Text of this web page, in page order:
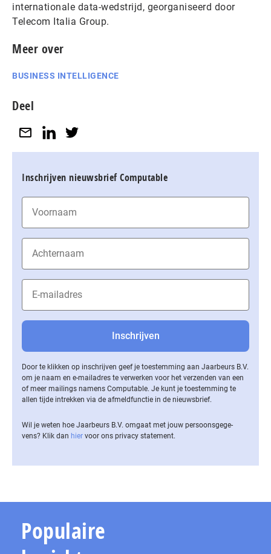
internationale data-wedstrijd, georganiseerd door
Telecom Italia Group.
Meer over
BUSINESS INTELLIGENCE
Deel
Inschrijven nieuwsbrief Computable
Door te klikken op inschrijven geef je toestemming aan Jaarbeurs B.V.
om je naam en e-mailadres te verwerken voor het verzenden van een
of meer mailings namens Computable. Je kunt je toestemming te
allen tijde intrekken via de af­meld­func­tie in de nieuwsbrief.
Wil je weten hoe Jaarbeurs B.V. omgaat met jouw per­soons­ge­ge­
vens? Klik dan hier voor ons privacy statement.
Populaire